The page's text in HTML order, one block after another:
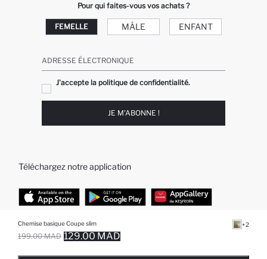
Chemise basique Coupe slim
199.00 MAD 129.00 MAD
+2
Pour qui faites-vous vos achats ?
FEMELLE MÂLE ENFANT
ADRESSE ÉLECTRONIQUE
J'accepte la politique de confidentialité.
JE M'ABONNE !
Téléchargez notre application
TOP CATÉGORIES